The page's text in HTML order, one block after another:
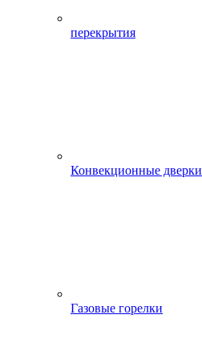
перекрытия
Конвекционные дверки
Газовые горелки